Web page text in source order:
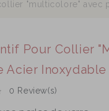
"multicolore" avec
Pour Collier
Acier Inoxydable
0 Review(s)